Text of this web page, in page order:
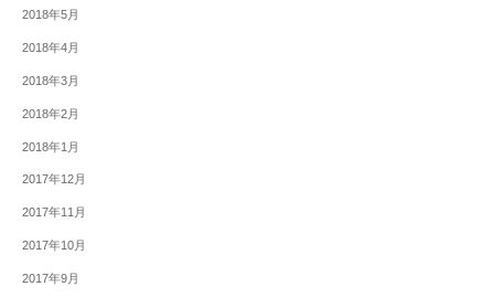
2018年5月
2018年4月
2018年3月
2018年2月
2018年1月
2017年12月
2017年11月
2017年10月
2017年9月